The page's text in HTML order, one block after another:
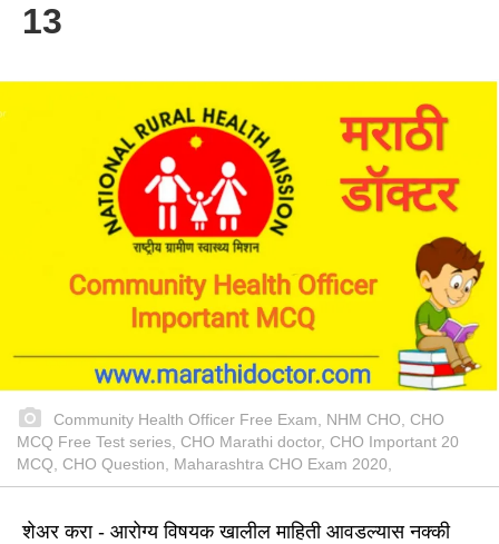
13
Community Health Officer Free Exam, NHM CHO, CHO
MCQ Free Test series, CHO Marathi doctor, CHO Important 20
MCQ, CHO Question, Maharashtra CHO Exam 2020,
शेअर करा - आरोग्य विषयक खालील माहिती आवडल्यास नक्की